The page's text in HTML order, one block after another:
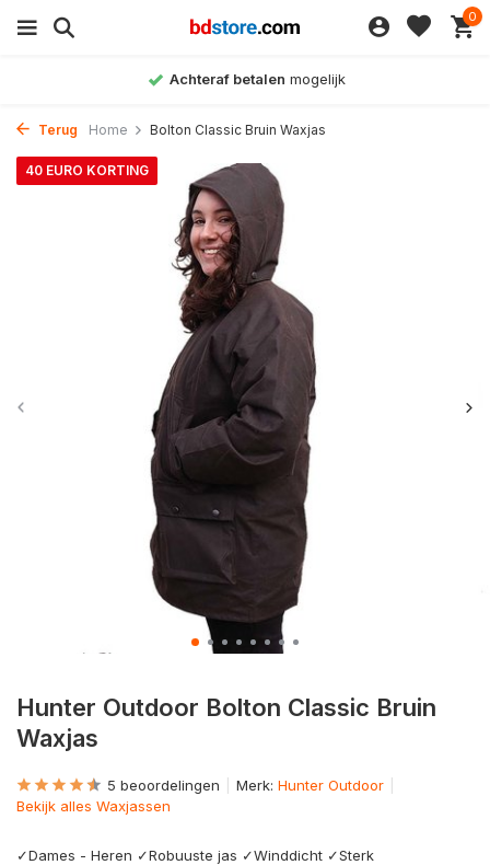
0
Achteraf betalen mogelijk
Terug Home Bolton Classic Bruin Waxjas
Hunter Outdoor Bolton Classic Bruin
Waxjas
40 EURO KORTING
5 beoordelingen Merk: Hunter Outdoor
Bekijk alles Waxjassen
✓Dames - Heren ✓Robuuste jas ✓Winddicht ✓Sterk